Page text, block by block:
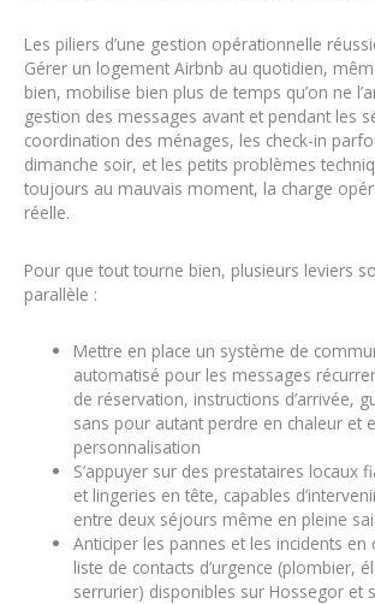
Les piliers d’une gestion opérationnelle
Gérer un logement Airbnb au quotidien,
bien, mobilise bien plus de temps qu’on ne
gestion des messages avant et pendant les
coordination des ménages, les check-in
dimanche soir, et les petits problèmes
toujours au mauvais moment, la charge
réelle.
Pour que tout tourne bien, plusieurs leviers
parallèle :
Mettre en place un système de
automatisé pour les messages
de réservation, instructions d’arrivée,
sans pour autant perdre en chaleur et
personnalisation
S’appuyer sur des prestataires locaux
et lingeries en tête, capables
entre deux séjours même en pleine
Anticiper les pannes et les incidents en
liste de contacts d’urgence (plombier,
serrurier) disponibles sur Hossegor et